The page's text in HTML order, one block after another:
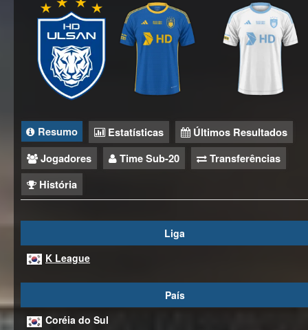
Resumo Estatísticas
Últimos Resultados
Jogadores
Time Sub-20
Transferências
História
Liga
K League
País
Coréia do Sul